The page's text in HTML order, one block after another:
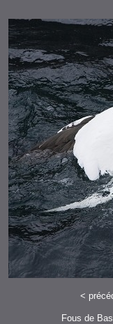
<
Fous de